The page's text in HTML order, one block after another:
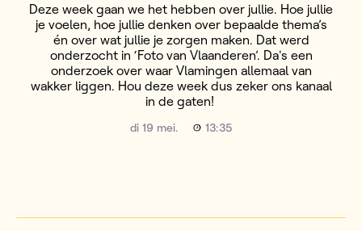
Deze week gaan we het hebben over jullie. Hoe jullie
je voelen, hoe jullie denken over bepaalde thema’s
én over wat jullie je zorgen maken. Dat werd
onderzocht in ‘Foto van Vlaanderen’. Da's een
onderzoek over waar Vlamingen allemaal van
wakker liggen. Hou deze week dus zeker ons kanaal
in de gaten!
di 19 mei. 13:35